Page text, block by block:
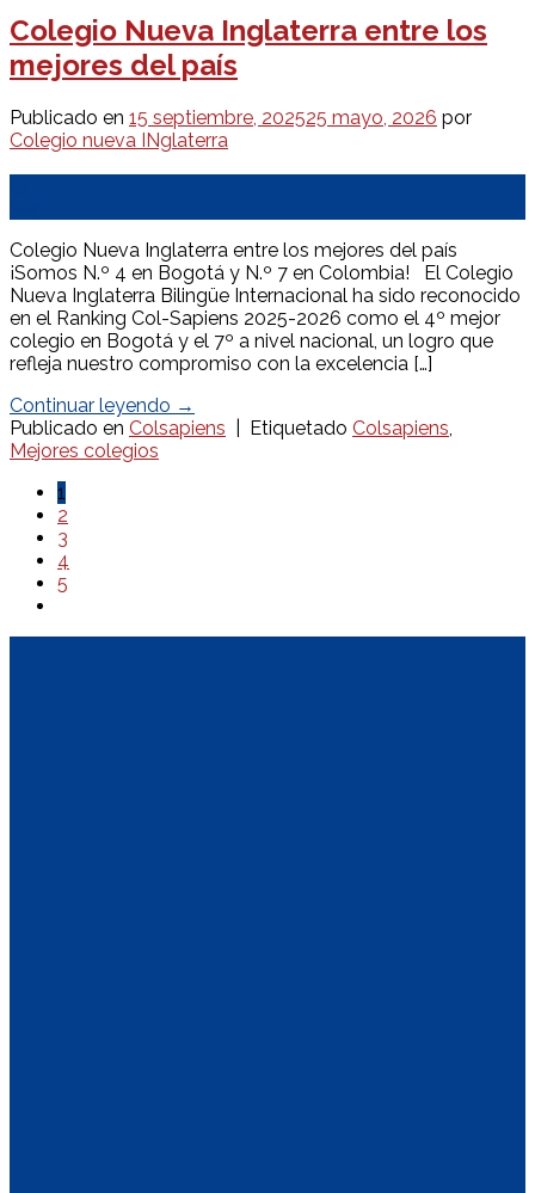
Colegio Nueva Inglaterra entre los
mejores del país
Publicado en 15 septiembre, 202525 mayo, 2026 por
Colegio nueva INglaterra
Colegio Nueva Inglaterra entre los mejores del país
¡Somos N.º 4 en Bogotá y N.º 7 en Colombia! El Colegio
Nueva Inglaterra Bilingüe Internacional ha sido reconocido
en el Ranking Col-Sapiens 2025-2026 como el 4º mejor
colegio en Bogotá y el 7º a nivel nacional, un logro que
refleja nuestro compromiso con la excelencia […]
Continuar leyendo →
Publicado en Colsapiens Etiquetado Colsapiens,
Mejores colegios
1
2
3
4
5